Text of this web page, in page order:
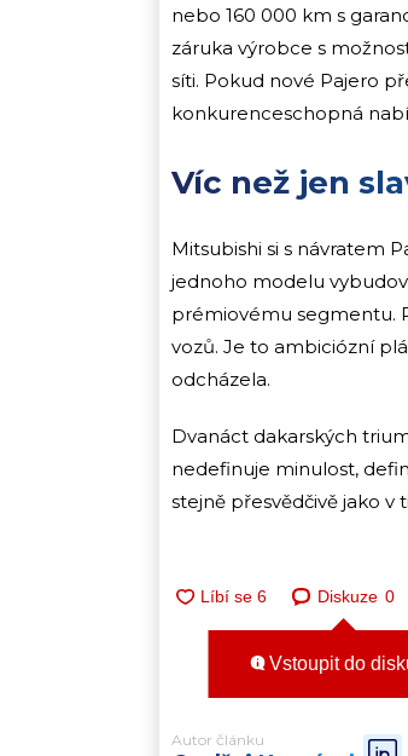
nebo 160 000 km s
záruka výrobce s
síti. Pokud nové Pajero
konkurenceschopná
Víc než jen
Mitsubishi si s návratem
jednoho modelu
prémiovému segmentu.
vozů. Je to ambiciózní
odcházela.
Dvanáct dakarských
nedefinuje minulost,
stejně přesvědčivě jako v
Diskuze 0
Vstoupit do
Autor článku